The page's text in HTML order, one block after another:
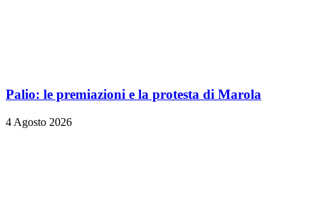
Palio: le premiazioni e la protesta di Marola
4 Agosto 2026